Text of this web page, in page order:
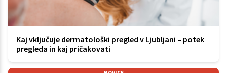
Kaj vključuje dermatološki pregled v Ljubljani – potek
pregleda in kaj pričakovati